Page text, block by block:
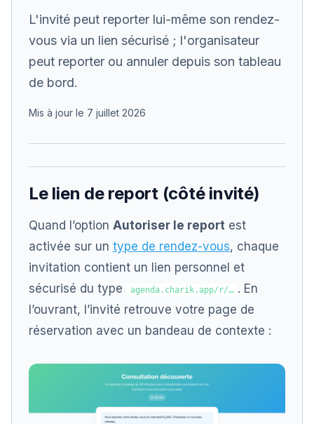
L'invité peut reporter lui-même son rendez-
vous via un lien sécurisé ; l'organisateur
peut reporter ou annuler depuis son tableau
de bord.
Mis à jour le 7 juillet 2026
Le lien de report (côté invité)
Quand l’option Autoriser le report est
activée sur un type de rendez-vous, chaque
invitation contient un lien personnel et
sécurisé du type
agenda.charik.app/r/… . En
l’ouvrant, l’invité retrouve votre page de
réservation avec un bandeau de contexte :